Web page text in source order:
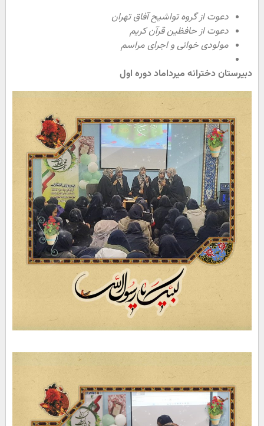
دعوت از گروه تواشیح آفاق تهران
دعوت از حافظین قرآن کریم
مولودی خوانی و اجرای مراسم
دبیرستان دخترانه میرداماد دوره اول